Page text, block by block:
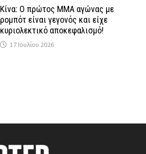
Κίνα: Ο πρώτος MMA αγώνας με
ρομπότ είναι γεγονός και είχε
κυριολεκτικό αποκεφαλισμό!
17 Ιουλίου 2026